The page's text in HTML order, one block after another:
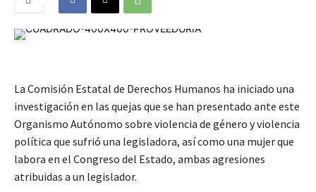
La Comisión Estatal de Derechos Humanos ha iniciado una
investigación en las quejas que se han presentado ante este
Organismo Autónomo sobre violencia de género y violencia
política que sufrió una legisladora, así como una mujer que
labora en el Congreso del Estado, ambas agresiones
atribuidas a un legislador.